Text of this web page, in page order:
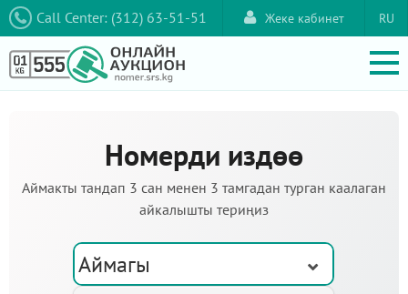
Call Center: (312) 63-51-51 RU
Жеке кабинет
Номерди издөө
Аймакты тандап 3 сан менен 3 тамгадан турган каалаган
айкалышты териңиз
Аймагы